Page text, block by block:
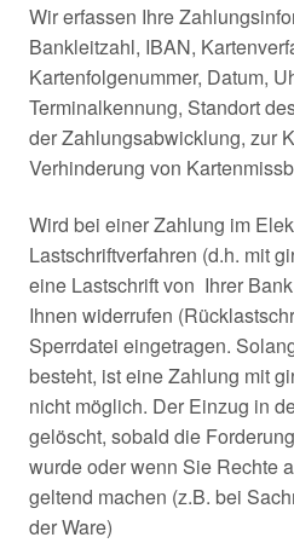
Wir erfassen Ihre
Bankleitzahl, IBAN,
Kartenfolgenummer, Datum,
Terminalkennung, Standort
der Zahlungsabwicklung, zur
Verhinderung von
Wird bei einer Zahlung im
Lastschriftverfahren (d.h. mit
eine Lastschrift von Ihrer
Ihnen widerrufen
Sperrdatei eingetragen.
besteht, ist eine Zahlung mit
nicht möglich. Der Einzug in
gelöscht, sobald die
wurde oder wenn Sie Rechte
geltend machen (z.B. bei
der Ware)